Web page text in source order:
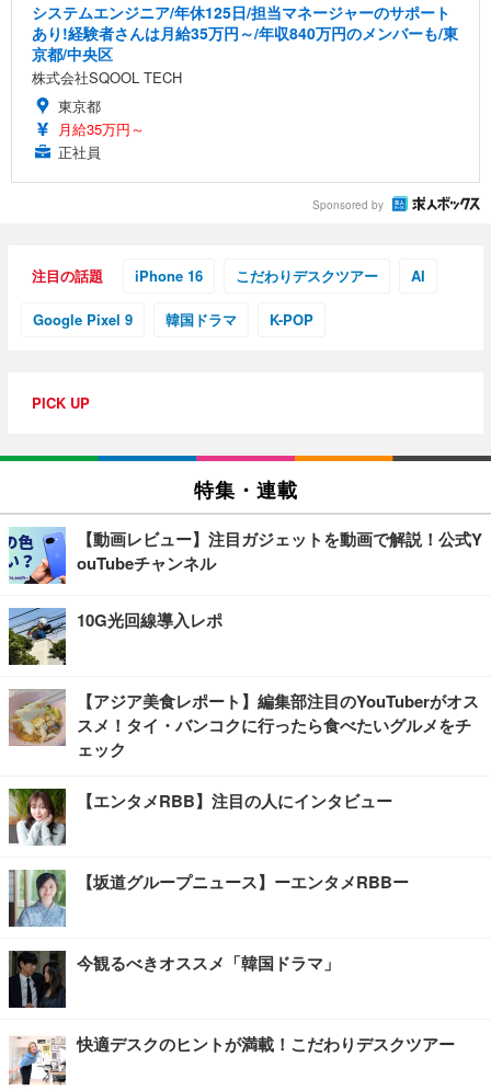
システムエンジニア/年休125日/担当マネージャーのサポート
あり!経験者さんは月給35万円～/年収840万円のメンバーも/東
京都/中央区
株式会社SQOOL TECH
東京都
月給35万円～
正社員
Sponsored by
注目の話題 iPhone 16 こだわりデスクツアー AI
Google Pixel 9 韓国ドラマ K-POP
PICK UP
特集・連載
【動画レビュー】注目ガジェットを動画で解説！公式Y
ouTubeチャンネル
10G光回線導入レポ
【アジア美食レポート】編集部注目のYouTuberがオス
スメ！タイ・バンコクに行ったら食べたいグルメをチ
ェック
【エンタメRBB】注目の人にインタビュー
【坂道グループニュース】ーエンタメRBBー
今観るべきオススメ「韓国ドラマ」
快適デスクのヒントが満載！こだわりデスクツアー